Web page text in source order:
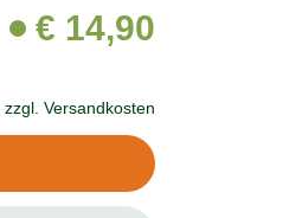
€ 14,90
zzgl. Versandkosten